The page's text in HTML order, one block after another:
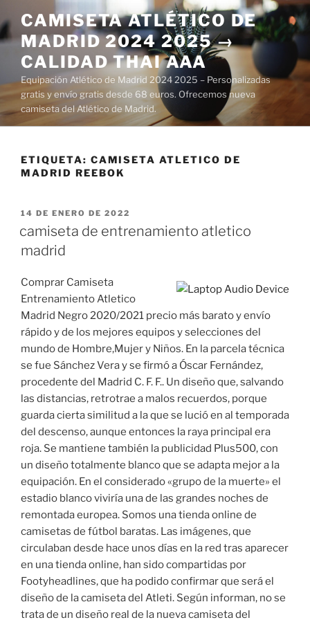
al
contenido
CAMISETA ATLÉTICO DE
MADRID 2024 2025 →
CALIDAD THAI AAA
Equipación Atlético de Madrid 2024 2025 – Personalizadas
gratis y envío gratis desde 68 euros. Ofrecemos nueva
camiseta del Atlético de Madrid.
ETIQUETA: CAMISETA ATLETICO DE
MADRID REEBOK
PUBLICADO
14 DE ENERO DE 2022
camiseta de entrenamiento atletico
madrid
Comprar Camiseta
Entrenamiento Atletico
Madrid Negro 2020/2021 precio más barato y envío
rápido y de los mejores equipos y selecciones del
mundo de Hombre,Mujer y Niños. En la parcela técnica
se fue Sánchez Vera y se firmó a Óscar Fernández,
procedente del Madrid C. F. F.. Un diseño que, salvando
las distancias, retrotrae a malos recuerdos, porque
guarda cierta similitud a la que se lució en al temporada
del descenso, aunque entonces la raya principal era
roja. Se mantiene también la publicidad Plus500, con
un diseño totalmente blanco que se adapta mejor a la
equipación. En el considerado «grupo de la muerte» el
estadio blanco viviría una de las grandes noches de
remontada europea. Somos una tienda online de
camisetas de fútbol baratas. Las imágenes, que
circulaban desde hace unos días en la red tras aparecer
en una tienda online, han sido compartidas por
Footyheadlines, que ha podido confirmar que será el
diseño de la camiseta del Atleti. Según informan, no se
trata de un diseño real de la nueva camiseta del